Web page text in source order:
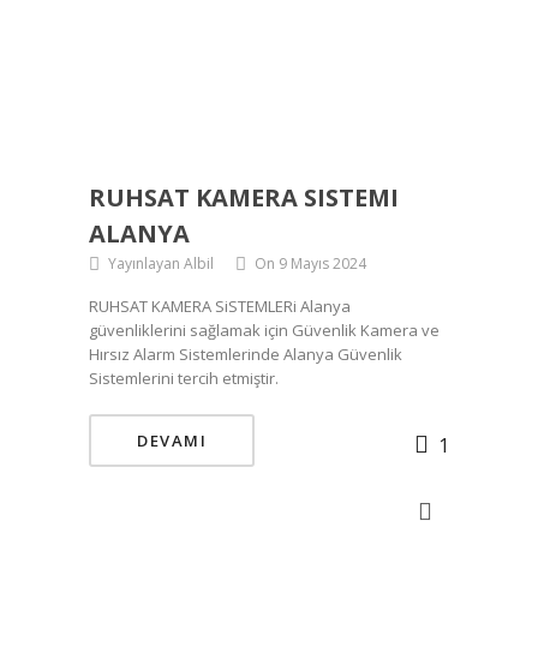
RUHSAT KAMERA SISTEMI
ALANYA
Yayınlayan Albil On 9 Mayıs 2024
RUHSAT KAMERA SiSTEMLERi Alanya
güvenliklerini sağlamak için Güvenlik Kamera ve
Hırsız Alarm Sistemlerinde Alanya Güvenlik
Sistemlerini tercih etmiştir.
DEVAMI 1